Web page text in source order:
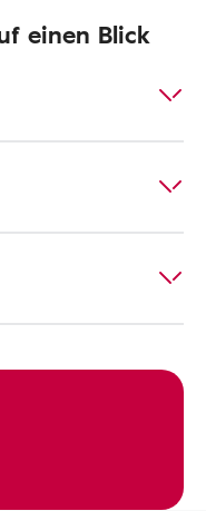
einen Blick